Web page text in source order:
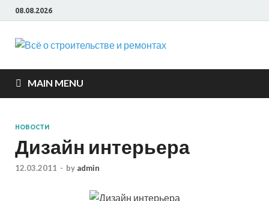
08.08.2026
Всё о
MAIN MENU
НОВОСТИ
Дизайн интерьера
12.03.2011 - by admin